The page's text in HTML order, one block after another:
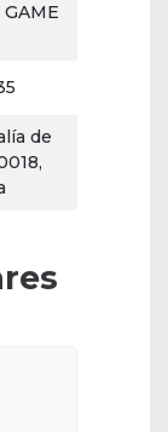
de